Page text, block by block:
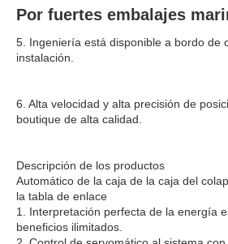
Por fuertes embalajes
5. Ingeniería está disponible a bordo de
instalación.
6. Alta velocidad y alta precisión de
boutique de alta calidad.
Descripción de los productos
Automático de la caja de la caja del
la tabla de enlace
1. Interpretación perfecta de la energía
beneficios ilimitados.